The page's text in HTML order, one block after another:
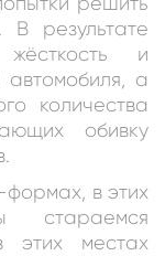
результате
и
автомобиля, а
количества
обивку
формах, в этих
этих местах